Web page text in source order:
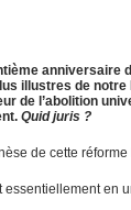
anniversaire
illustres de
de l’abolition
Quid juris ?
de cette
en